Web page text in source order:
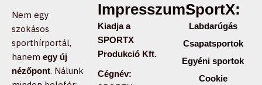
Nem egy
szokásos
sporthírportál,
hanem egy új
nézőpont. Nálunk
Impresszum:
Kiadja a
SPORTX
Produkció Kft.
Cégnév:
SportX:
Labdarúgás
Csapatsportok
Egyéni sportok
Cookie